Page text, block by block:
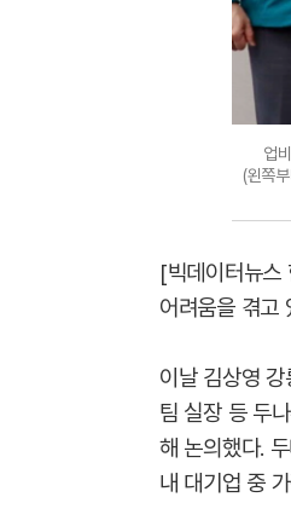
업
(왼쪽
[빅데이터뉴스
어려움을 겪고
이날 김상영
팀 실장 등 두
해 논의했다.
내 대기업 중